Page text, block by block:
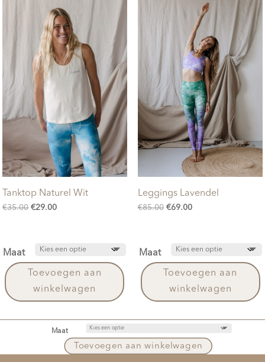
Tanktop Naturel Wit
€35.00 Oorspronkelijke
€35.00.
€29.00Huidige
€29.00.
Leggings Lavendel
€85.00 Oorspronkelijke
€85.00.
€69.00Huidige
€69.00.
Maat
Toevoegen aan
winkelwagen
Maat
Toevoegen aan
winkelwagen
Maat
Toevoegen aan winkelwagen